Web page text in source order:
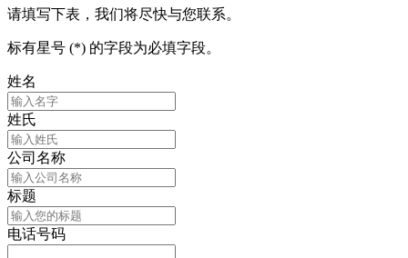
请填写下表，我们将尽快与您联系。
标有星号 (*) 的字段为必填字段。
姓名
姓氏
公司名称
标题
电话号码